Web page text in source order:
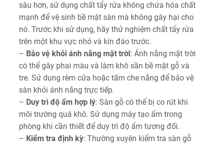
sâu hơn, sử dụng chất tẩy rửa không chứa hóa chất
mạnh để vệ sinh bề mặt sàn mà không gây hại cho
nó. Trước khi sử dụng, hãy thử nghiệm chất tẩy rửa
trên một khu vực nhỏ và kín đáo trước.
– Bảo vệ khỏi ánh nắng mặt trời: Ánh nắng mặt trời
có thể gây phai màu và làm khô sần bề mặt gỗ và
tre. Sử dụng rèm cửa hoặc tấm che nắng để bảo vệ
sàn khỏi ánh nắng trực tiếp.
– Duy trì độ ẩm hợp lý: Sàn gỗ có thể bị co rút khi
môi trường quá khô. Sử dụng máy tạo ẩm trong
phòng khi cần thiết để duy trì độ ẩm tương đối.
– Kiểm tra định kỳ: Thường xuyên kiểm tra sàn gỗ